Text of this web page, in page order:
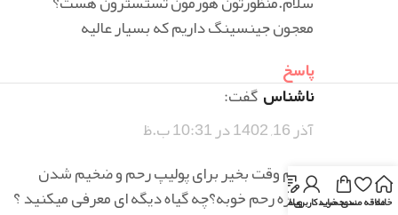
معجون جینسینگ داریم که بسیار عالیه
پاسخ
ناشناسگفت:
آذر 16, 1402 در 10:31 ب.ظ
سلام وقت بخیر برای پولیپ رحم و ضخیم شدن
دیواره رحم خوبه؟چه گیاه دیگه ای معرفی میکنید ؟ خانهعلاقه مندیسبد خرید
حساب کاربری من
وبلاگ